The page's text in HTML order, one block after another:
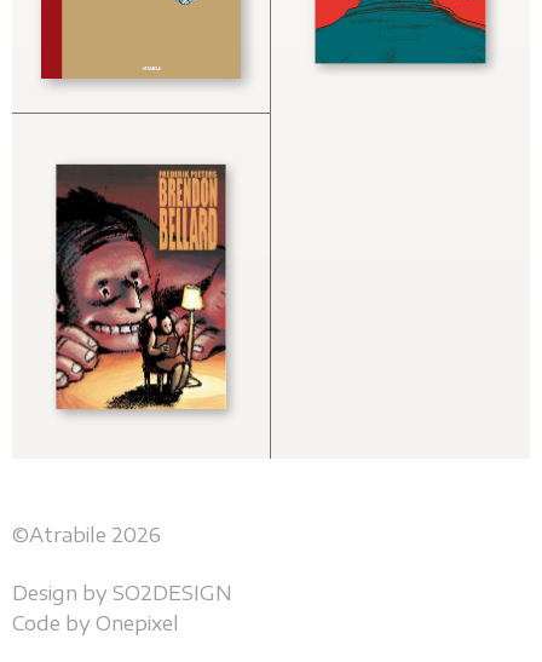
©Atrabile 2026
Design by SO2DESIGN
Code by Onepixel